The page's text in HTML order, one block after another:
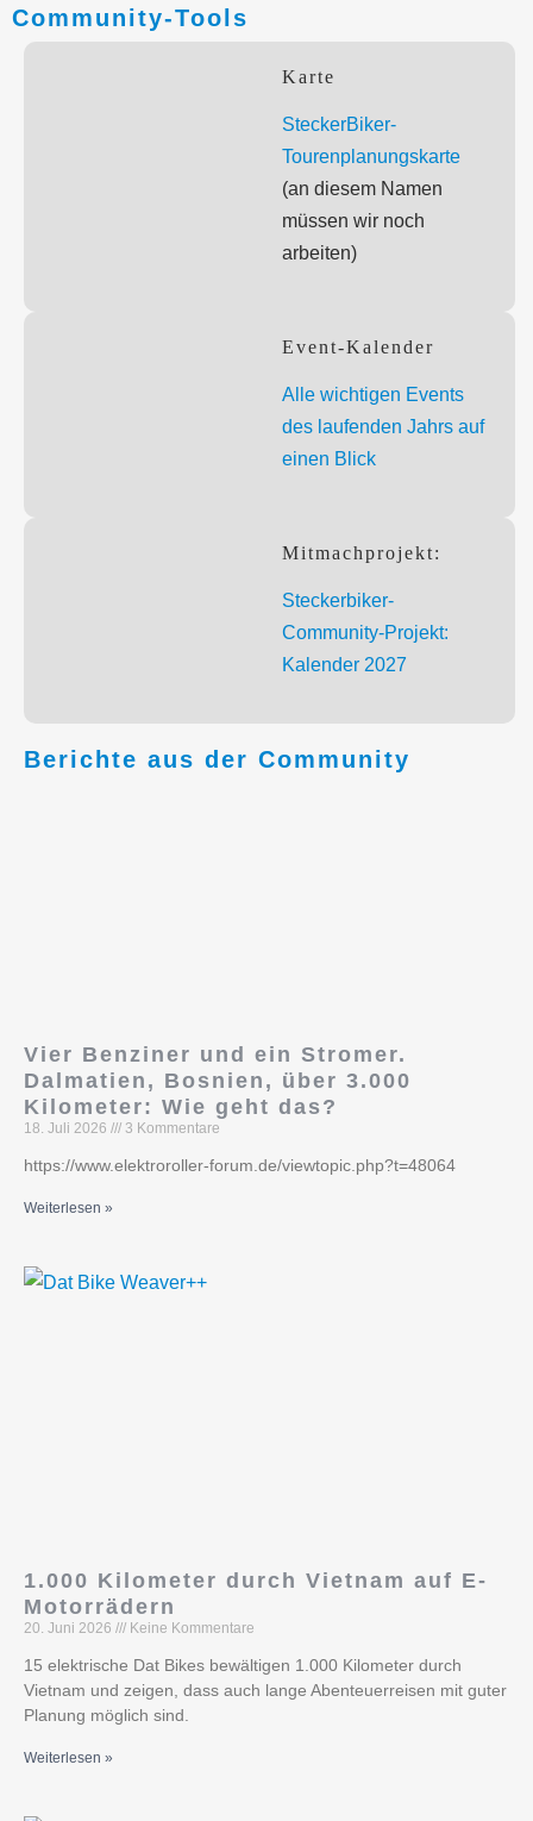
Community-Tools
Karte
SteckerBiker-
Tourenplanungskarte
(an diesem Namen
müssen wir noch
arbeiten)
Event-Kalender
Alle wichtigen Events
des laufenden Jahrs auf
einen Blick
Mitmachprojekt:
Steckerbiker-
Community-Projekt:
Kalender 2027
Berichte aus der Community
Vier Benziner und ein Stromer.
Dalmatien, Bosnien, über 3.000
Kilometer: Wie geht das?
18. Juli 2026 3 Kommentare
https://www.elektroroller-forum.de/viewtopic.php?t=48064
Weiterlesen »
1.000 Kilometer durch Vietnam auf E-
Motorrädern
20. Juni 2026 Keine Kommentare
15 elektrische Dat Bikes bewältigen 1.000 Kilometer durch
Vietnam und zeigen, dass auch lange Abenteuerreisen mit guter
Planung möglich sind.
Weiterlesen »